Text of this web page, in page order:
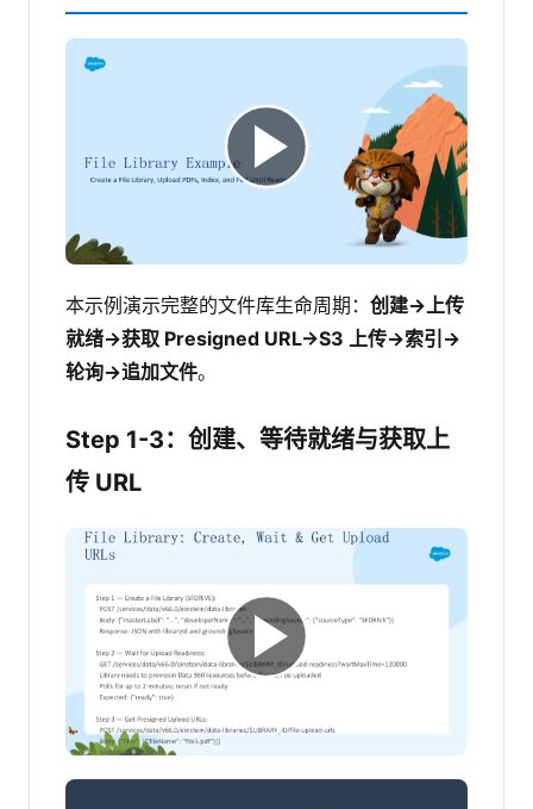
本示例演示完整的文件库生命周期： 创建→上传
就绪→获取 Presigned URL→S3 上传→索引→
轮询→追加文件。
Step 1-3：创建、等待就绪与获取上
传 URL